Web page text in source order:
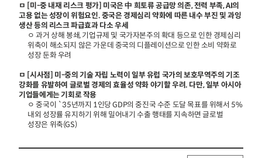
ㅁ [미-중 내재 리스크 평가] 미국은 中 희토류 공급망 의존, 전력 부족, AI의
고용 없는 성장이 위험요인. 중국은 경제심리 약화에 따른 내수 부진 및 과잉
생산 등의 리스크 파급효과 다소 우세
ㅇ 과거 상해 봉쇄, 기업규제 및 국가자본주의 확대 등으로 인한 경제심리
위축이 해소되지 않은 가운데 중국의 디플레이션으로 인한 소비 약화로
성장 둔화 우려
ㅁ [시사점] 미-중의 기술 자립 노력이 일부 유럽 국가의 보호무역주의 기조
강화를 유발하여 글로벌 경제의 효율성 약화 야기할 우려. 다만, 일부 아시아
기업들에게는 기회로 작용
ㅇ 중국이 `35년까지 1인당 GDP의 중진국 수준 도달 목표를 위해서 5%
내외 성장률 유지하기 위해 밀어내기 수출 행태를 지속하면 글로벌
성장은 위축(GS)